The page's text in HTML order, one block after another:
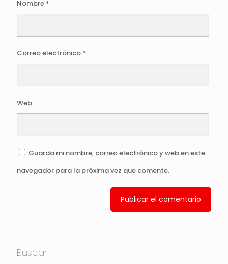
Nombre *
Correo electrónico *
Web
Guarda mi nombre, correo electrónico y web en este
navegador para la próxima vez que comente.
Buscar